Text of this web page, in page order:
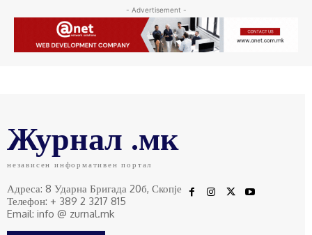
- Advertisement -
Журнал .мк
независен информативен портал
Адреса: 8 Ударна Бригада 20б, Скопје
Телефон: + 389 2 3217 815
Email: info @ zurnal.mk